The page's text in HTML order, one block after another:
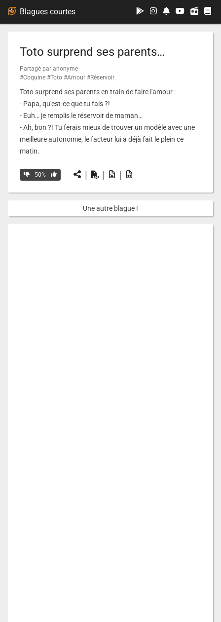
Toto surprend ses parents…
Partagé par anonyme
#Coquine #Toto #Amour #Réservoir
Toto surprend ses parents en train de faire l'amour :
- Papa, qu'est-ce que tu fais ?!
- Euh… je remplis le réservoir de maman…
- Ah, bon ?! Tu ferais mieux de trouver un modèle avec une
meilleure autonomie, le facteur lui a déjà fait le plein ce
matin.
50% | | |
Une autre blague !
Blagues courtes